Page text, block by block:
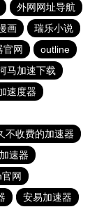
外网网址导航
画
瑞乐小说
官网
outline
马加速下载
速度器
不收费的加速器
速器
网
安易加速器